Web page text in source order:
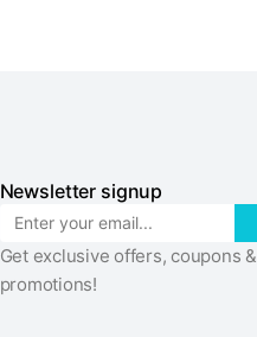
Newsletter signup
Get exclusive offers, coupons &
promotions!